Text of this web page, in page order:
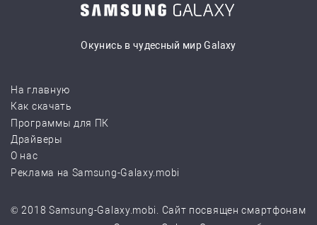
Окунись в чудесный мир Galaxy
На главную
Как скачать
Программы для ПК
Драйверы
О нас
Реклама на Samsung-Galaxy.mobi
© 2018 Samsung-Galaxy.mobi. Сайт посвящен смартфонам